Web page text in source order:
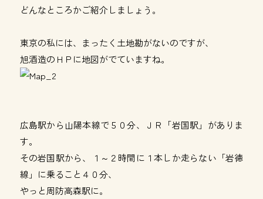
どんなところかご紹介しましょう。
東京の私には、まったく土地勘がないのですが、
旭酒造のＨＰに地図がでていますね。
広島駅から山陽本線で５０分、ＪＲ「岩国駅」がありま
す。
その岩国駅から、１～２時間に１本しか走らない「岩徳
線」に乗ること４０分、
やっと周防高森駅に。